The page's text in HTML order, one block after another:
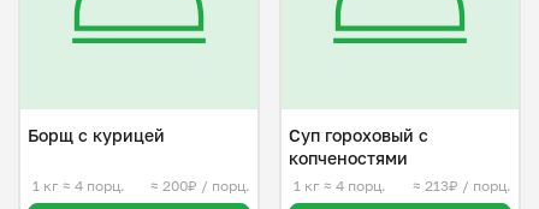
Борщ с курицей
1 кг ≈ 4 порц. ≈ 200₽ / порц.
Суп гороховый с
копченостями
1 кг ≈ 4 порц. ≈ 213₽ / порц.